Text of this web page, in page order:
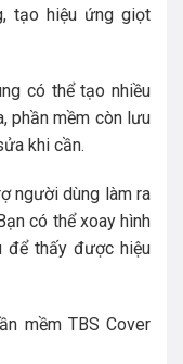
tạo hiệu ứng giọt
có thể tạo nhiều
phần mềm còn lưu
khi cần.
người dùng làm ra
có thể xoay hình
để thấy được hiệu
mềm TBS Cover